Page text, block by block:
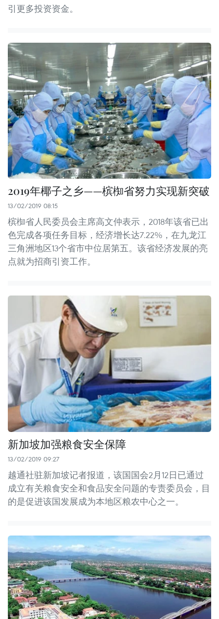
引更多投资资金。
2019年椰子之乡——槟椥省努力实现新突破
13/02/2019 08:15
槟椥省人民委员会主席高文仲表示，2018年该省已出
色完成各项任务目标，经济增长达7.22%，在九龙江
三角洲地区13个省市中位居第五。该省经济发展的亮
点就为招商引资工作。
新加坡加强粮食安全保障
13/02/2019 09:27
越通社驻新加坡记者报道，该国国会2月12日已通过
成立有关粮食安全和食品安全问题的专责委员会，目
的是促进该国发展成为本地区粮农中心之一。